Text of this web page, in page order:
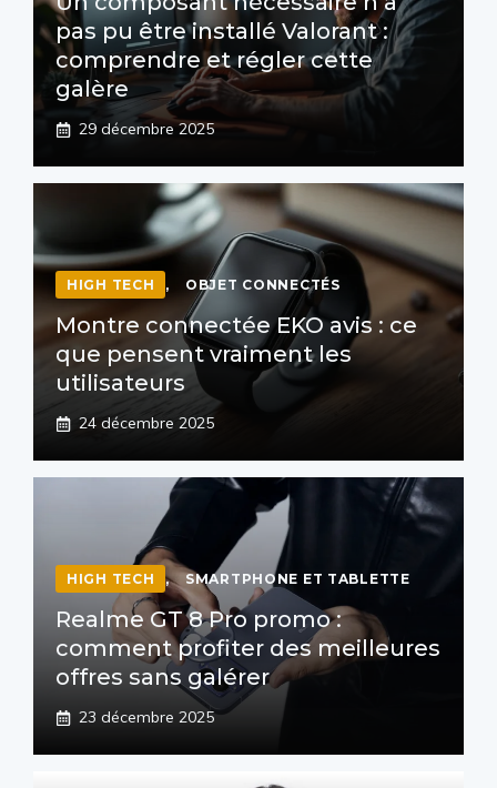
pas pu être installé Valorant :
comprendre et régler cette
galère
29 décembre 2025
HIGH TECH , OBJET CONNECTÉS
Montre connectée EKO avis : ce
que pensent vraiment les
utilisateurs
24 décembre 2025
HIGH TECH , SMARTPHONE ET TABLETTE
Realme GT 8 Pro promo :
comment profiter des meilleures
offres sans galérer
23 décembre 2025